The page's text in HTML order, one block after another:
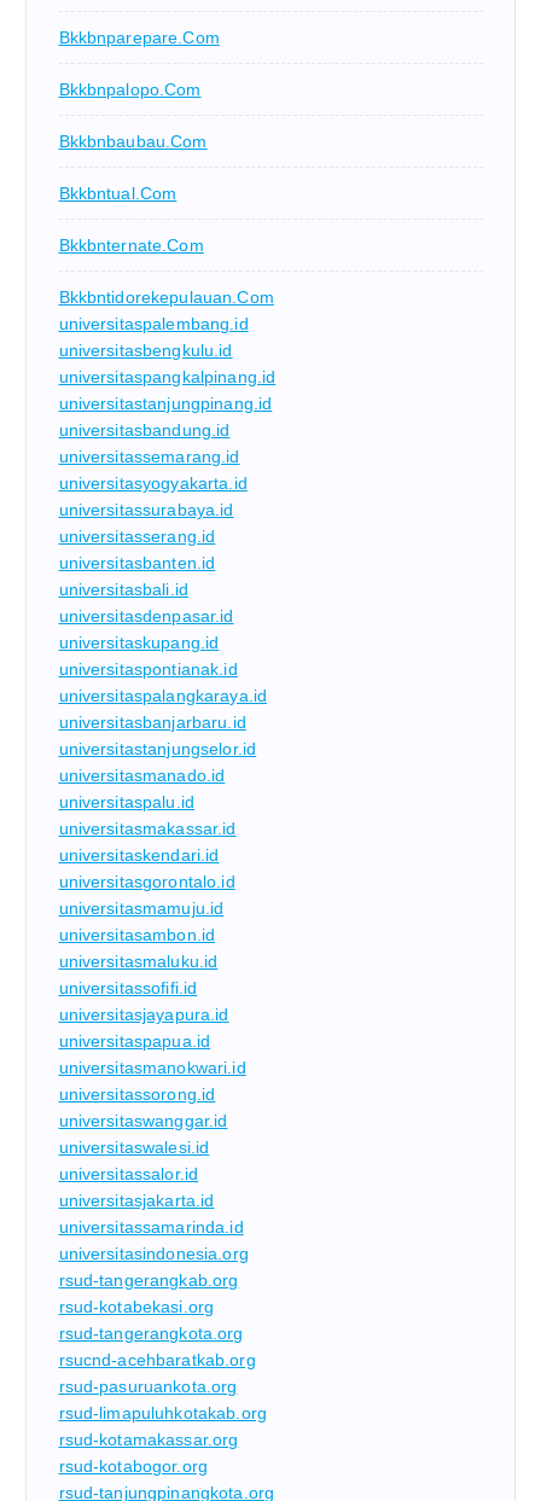
Bkkbnparepare.com
Bkkbnpalopo.com
Bkkbnbaubau.com
Bkkbntual.com
Bkkbnternate.com
Bkkbntidorekepulauan.com
universitaspalembang.id
universitasbengkulu.id
universitaspangkalpinang.id
universitastanjungpinang.id
universitasbandung.id
universitassemarang.id
universitasyogyakarta.id
universitassurabaya.id
universitasserang.id
universitasbanten.id
universitasbali.id
universitasdenpasar.id
universitaskupang.id
universitaspontianak.id
universitaspalangkaraya.id
universitasbanjarbaru.id
universitastanjungselor.id
universitasmanado.id
universitaspalu.id
universitasmakassar.id
universitaskendari.id
universitasgorontalo.id
universitasmamuju.id
universitasambon.id
universitasmaluku.id
universitassofifi.id
universitasjayapura.id
universitaspapua.id
universitasmanokwari.id
universitassorong.id
universitaswanggar.id
universitaswalesi.id
universitassalor.id
universitasjakarta.id
universitassamarinda.id
universitasindonesia.org
rsud-tangerangkab.org
rsud-kotabekasi.org
rsud-tangerangkota.org
rsucnd-acehbaratkab.org
rsud-pasuruankota.org
rsud-limapuluhkotakab.org
rsud-kotamakassar.org
rsud-kotabogor.org
rsud-tanjungpinangkota.org